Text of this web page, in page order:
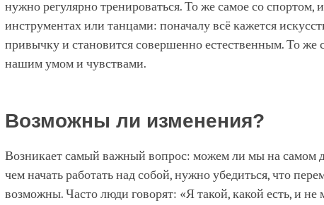
нужно регулярно тренироваться. То же самое со спортом,
инструментах или танцами: поначалу всё кажется
привычку и становится совершенно естественным. То же
нашим умом и чувствами.
Возможны ли изменения?
Возникает самый важный вопрос: можем ли мы на самом
чем начать работать над собой, нужно убедиться, что
возможны. Часто люди говорят: «Я такой, какой есть, и не